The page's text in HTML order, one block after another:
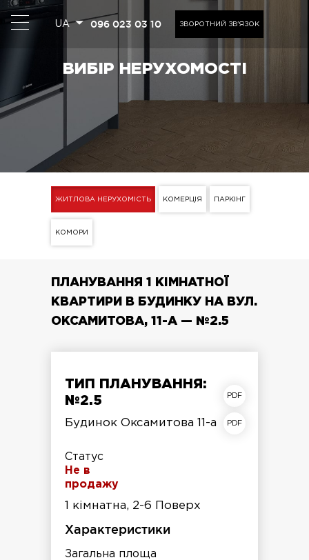
UA 096 023 03 10 ЗВОРОТНИЙ ЗВ'ЯЗОК
ВИБІР НЕРУХОМОСТІ
ЖИТЛОВА НЕРУХОМІСТЬ КОМЕРЦІЯ ПАРКІНГ
КОМОРИ
ПЛАНУВАННЯ 1 КІМНАТНОЇ
КВАРТИРИ В БУДИНКУ НА ВУЛ.
ОКСАМИТОВА, 11-А — №2.5
ТИП ПЛАНУВАННЯ:
№2.5
Будинок Оксамитова 11-а
Статус
Не в
продажу
1 кімнатна, 2-6 Поверх
Характеристики
Загальна площа
план квартири
план поверху